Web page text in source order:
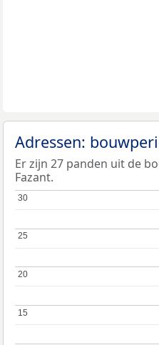
Adressen:
Er zijn 27 panden uit de
Fazant.
15
15
20
20
25
25
30
30